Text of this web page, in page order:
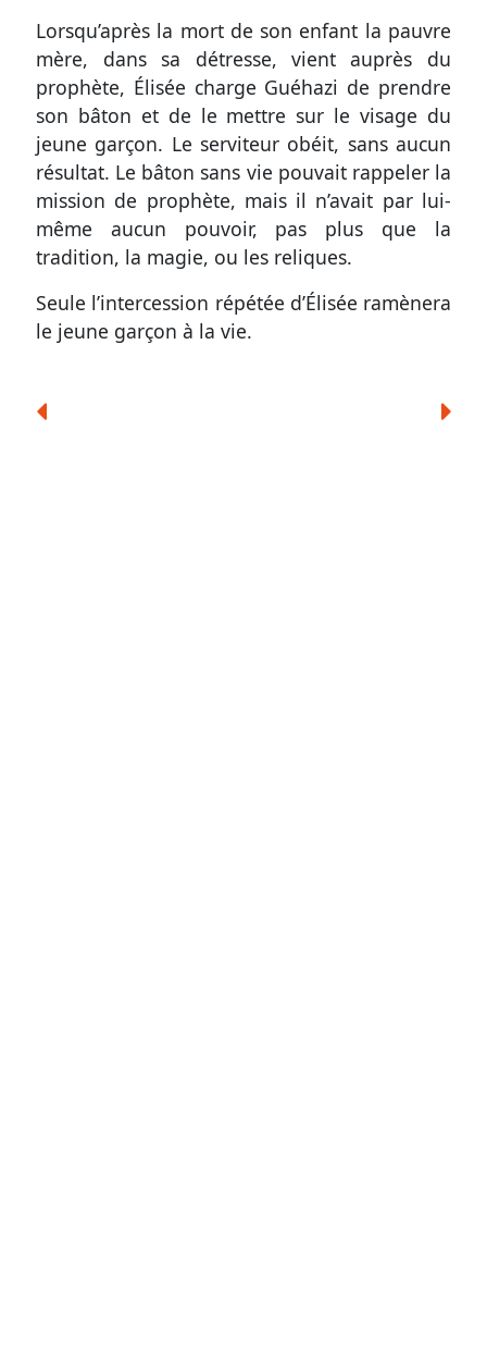
Lorsqu’après la mort de son enfant la pauvre
mère, dans sa détresse, vient auprès du
prophète, Élisée charge Guéhazi de prendre
son bâton et de le mettre sur le visage du
jeune garçon. Le serviteur obéit, sans aucun
résultat. Le bâton sans vie pouvait rappeler la
mission de prophète, mais il n’avait par lui-
même aucun pouvoir, pas plus que la
tradition, la magie, ou les reliques.
Seule l’intercession répétée d’Élisée ramènera
le jeune garçon à la vie.